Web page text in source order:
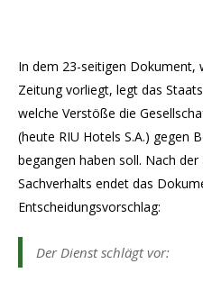
In dem 23-seitigen Dokument,
Zeitung vorliegt, legt das
welche Verstöße die
(heute RIU Hotels S.A.) gegen
begangen haben soll. Nach
Sachverhalts endet das
Entscheidungsvorschlag:
Der Dienst schlägt vor: